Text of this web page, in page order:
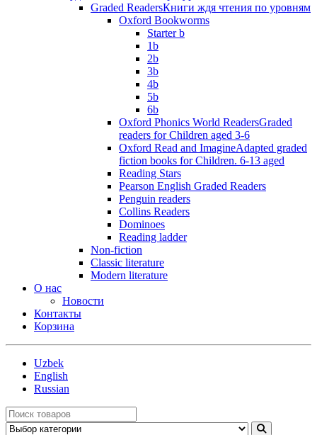
Graded ReadersКниги ждя чтения по уровням
Oxford Bookworms
Starter b
1b
2b
3b
4b
5b
6b
Oxford Phonics World ReadersGraded
readers for Children aged 3-6
Oxford Read and ImagineAdapted graded
fiction books for Children. 6-13 aged
Reading Stars
Pearson English Graded Readers
Penguin readers
Collins Readers
Dominoes
Reading ladder
Non-fiction
Classic literature
Modern literature
О нас
Новости
Контакты
Корзина
Uzbek
English
Russian